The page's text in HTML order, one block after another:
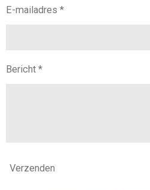
E-mailadres *
Bericht *
Verzenden